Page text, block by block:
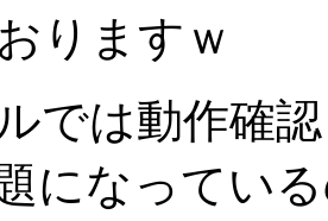
りますｗ
では動作確
になってい